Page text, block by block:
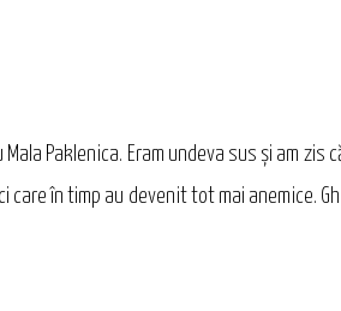
Paklenica. Eram undeva sus şi am
în timp au devenit tot mai anemice.